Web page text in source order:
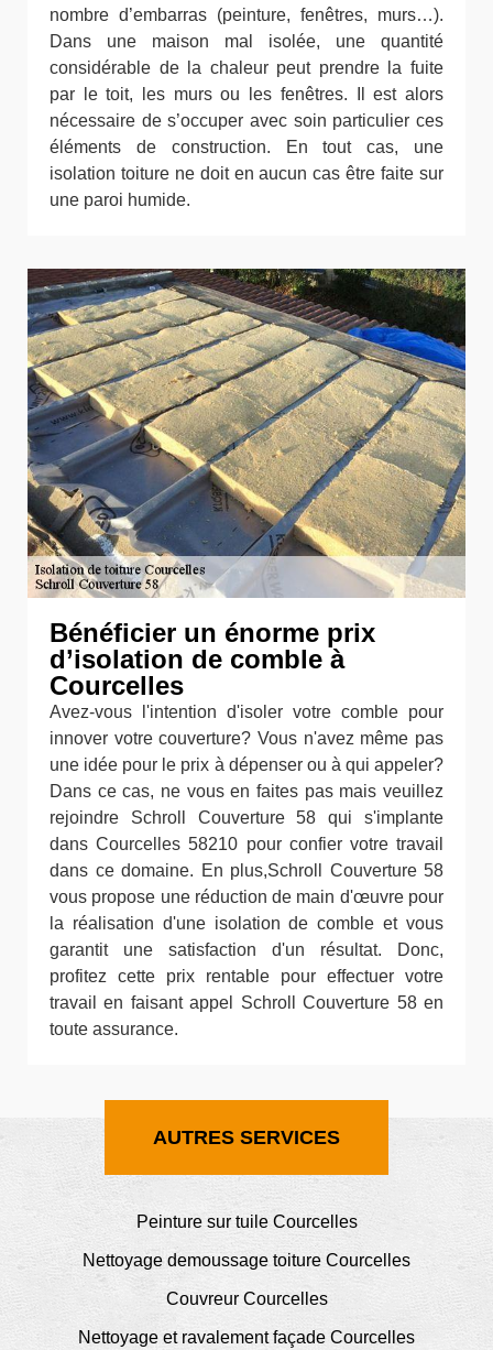
nombre d’embarras (peinture, fenêtres, murs…).
Dans une maison mal isolée, une quantité
considérable de la chaleur peut prendre la fuite
par le toit, les murs ou les fenêtres. Il est alors
nécessaire de s’occuper avec soin particulier ces
éléments de construction. En tout cas, une
isolation toiture ne doit en aucun cas être faite sur
une paroi humide.
Bénéficier un énorme prix
d’isolation de comble à
Courcelles
Avez-vous l'intention d'isoler votre comble pour
innover votre couverture? Vous n'avez même pas
une idée pour le prix à dépenser ou à qui appeler?
Dans ce cas, ne vous en faites pas mais veuillez
rejoindre Schroll Couverture 58 qui s'implante
dans Courcelles 58210 pour confier votre travail
dans ce domaine. En plus,Schroll Couverture 58
vous propose une réduction de main d'œuvre pour
la réalisation d'une isolation de comble et vous
garantit une satisfaction d'un résultat. Donc,
profitez cette prix rentable pour effectuer votre
travail en faisant appel Schroll Couverture 58 en
toute assurance.
AUTRES SERVICES
Peinture sur tuile Courcelles
Nettoyage demoussage toiture Courcelles
Couvreur Courcelles
Nettoyage et ravalement façade Courcelles